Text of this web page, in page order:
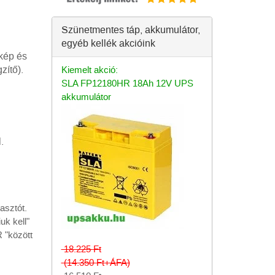
és
kell"
"között
Szünetmentes táp, akkumulátor,
egyéb kellék akcióink
Kiemelt akció:
SLA FP12180HR 18Ah 12V UPS
akkumulátor
18.225Ft
(14.350Ft+ÁFA)